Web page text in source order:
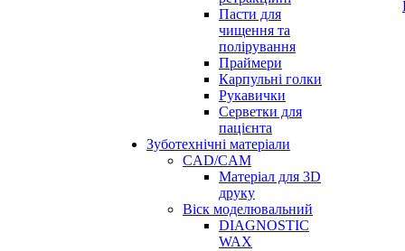
Пасти для
чищення та
полірування
Праймери
Карпульні голки
Рукавички
Серветки для
пацієнта
Зуботехнічні матеріали
CAD/CAM
Матеріал для 3D
друку
Віск моделювальний
DIAGNOSTIC
WAX